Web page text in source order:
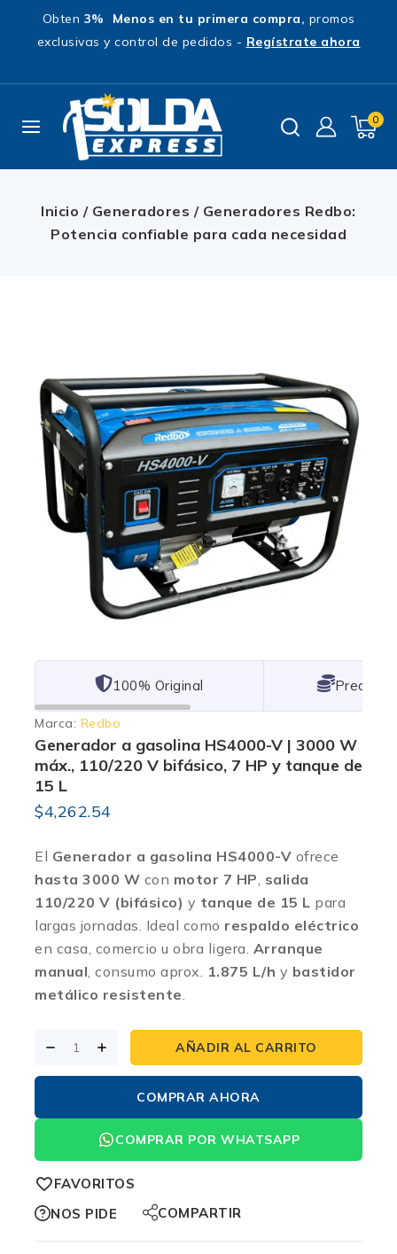
Obten 3% Menos en tu primera compra, promos
exclusivas y control de pedidos - Regístrate ahora
0
Inicio / Generadores / Generadores Redbo:
Potencia confiable para cada necesidad
101% Original Lowest
Marca: Redbo
Generador a gasolina HS4000-V | 3000 W
máx., 110/220 V bifásico, 7 HP y tanque de
15 L
$4,262.54
El Generador a gasolina HS4000-V ofrece
hasta 3000 W con motor 7 HP, salida
110/220 V (bifásico) y tanque de 15 L para
largas jornadas. Ideal como respaldo eléctrico
en casa, comercio u obra ligera. Arranque
manual, consumo aprox. 1.875 L/h y bastidor
metálico resistente.
AÑADIR AL CARRITO
COMPRAR AHORA
COMPRAR POR WHATSAPP
FAVORITOS
NOS PIDE
COMPARTIR